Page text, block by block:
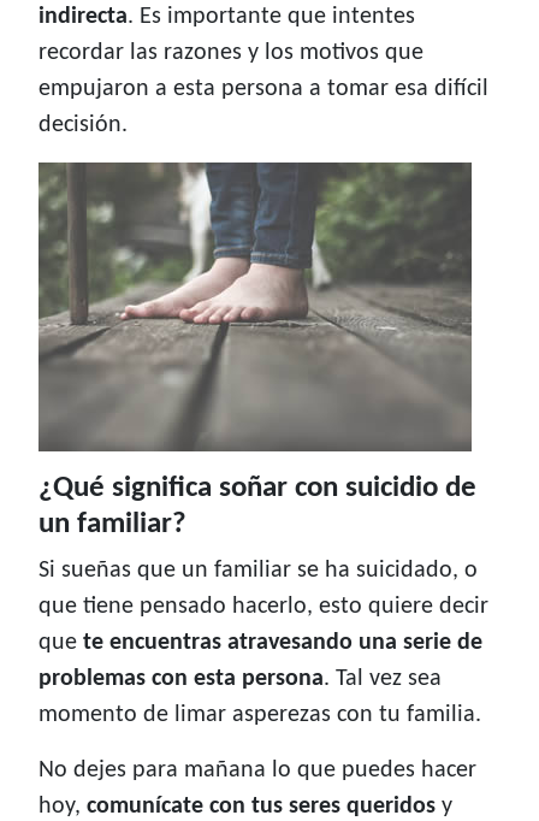
indirecta. Es importante que intentes
recordar las razones y los motivos que
empujaron a esta persona a tomar esa difícil
decisión.
¿Qué significa soñar con suicidio de
un familiar?
Si sueñas que un familiar se ha suicidado, o
que tiene pensado hacerlo, esto quiere decir
que te encuentras atravesando una serie de
problemas con esta persona. Tal vez sea
momento de limar asperezas con tu familia.
No dejes para mañana lo que puedes hacer
hoy, comunícate con tus seres queridos y